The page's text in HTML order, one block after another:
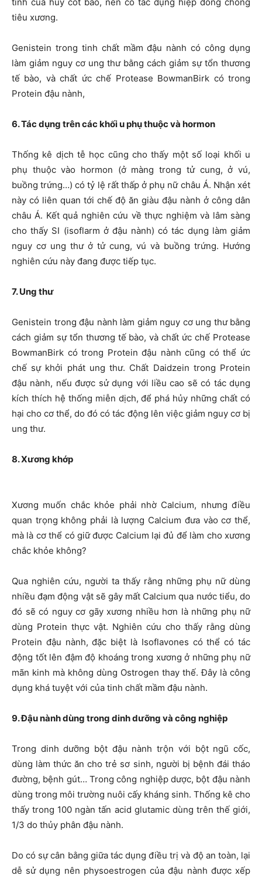
tiêu xương.
Genistein trong tinh chất mầm đậu nành có công dụng
làm giảm nguy cơ ung thư bằng cách giảm sự tổn thương
tế bào, và chất ức chế Protease BowmanBirk có trong
Protein đậu nành,
6. Tác dụng trên các khối u phụ thuộc và hormon
Thống kê dịch tễ học cũng cho thấy một số loại khối u
phụ thuộc vào hormon (ở màng trong tử cung, ở vú,
buồng trứng…) có tỷ lệ rất thấp ở phụ nữ châu Á. Nhận xét
này có liên quan tới chế độ ăn giàu đậu nành ở công dân
châu Á. Kết quả nghiên cứu về thực nghiệm và lâm sàng
cho thấy SI (isoflarm ở đậu nành) có tác dụng làm giảm
nguy cơ ung thư ở tử cung, vú và buồng trứng. Hướng
nghiên cứu này đang được tiếp tục.
7. Ung thư
Genistein trong đậu nành làm giảm nguy cơ ung thư bằng
cách giảm sự tổn thương tế bào, và chất ức chế Protease
BowmanBirk có trong Protein đậu nành cũng có thể ức
chế sự khởi phát ung thư. Chất Daidzein trong Protein
đậu nành, nếu được sử dụng với liều cao sẽ có tác dụng
kích thích hệ thống miễn dịch, để phá hủy những chất có
hại cho cơ thể, do đó có tác động lên việc giảm nguy cơ bị
ung thư.
8. Xương khớp
Xương muốn chắc khỏe phải nhờ Calcium, nhưng điều
quan trọng không phải là lượng Calcium đưa vào cơ thể,
mà là cơ thể có giữ được Calcium lại đủ để làm cho xương
chắc khỏe không?
Qua nghiên cứu, người ta thấy rằng những phụ nữ dùng
nhiều đạm động vật sẽ gây mất Calcium qua nước tiểu, do
đó sẽ có nguy cơ gãy xương nhiều hơn là những phụ nữ
dùng Protein thực vật. Nghiên cứu cho thấy rằng dùng
Protein đậu nành, đặc biệt là Isoflavones có thể có tác
động tốt lên đậm độ khoáng trong xương ở những phụ nữ
mãn kinh mà không dùng Ostrogen thay thế. Đây là công
dụng khá tuyệt với của tinh chất mầm đậu nành.
9. Đậu nành dùng trong dinh dưỡng và công nghiệp
Trong dinh dưỡng bột đậu nành trộn với bột ngũ cốc,
dùng làm thức ăn cho trẻ sơ sinh, người bị bệnh đái tháo
đường, bệnh gút… Trong công nghiệp dược, bột đậu nành
dùng trong môi trường nuôi cấy kháng sinh. Thống kê cho
thấy trong 100 ngàn tấn acid glutamic dùng trên thế giới,
1/3 do thủy phân đậu nành.
Do có sự cân bằng giữa tác dụng điều trị và độ an toàn, lại
dễ sử dụng nên physoestrogen của đậu nành được xếp